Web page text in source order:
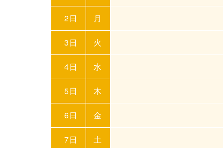
2日 月
3日 火
4日 水
5日 木
6日 金
7日 土